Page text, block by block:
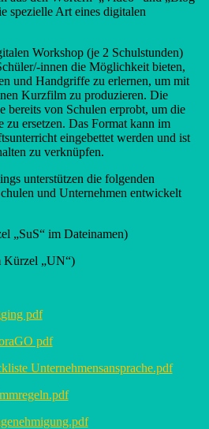
spezielle Art eines digitalen
Workshop (je 2 Schulstunden)
innen die Möglichkeit bieten,
und Handgriffe zu erlernen, um mit
Kurzfilm zu produzieren. Die
bereits von Schulen erprobt, um die
zu ersetzen. Das Format kann im
eingebettet werden und ist
zu verknüpfen.
unterstützen die folgenden
und Unternehmen entwickelt
„SuS“ im Dateinamen)
Kürzel „UN“)
pdf
pdf
Unternehmensansprache.pdf